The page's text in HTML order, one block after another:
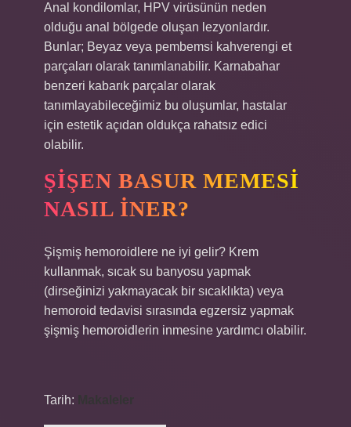
Anal kondilomlar, HPV virüsünün neden
olduğu anal bölgede oluşan lezyonlardır.
Bunlar; Beyaz veya pembemsi kahverengi et
parçaları olarak tanımlanabilir. Karnabahar
benzeri kabarık parçalar olarak
tanımlayabileceğimiz bu oluşumlar, hastalar
için estetik açıdan oldukça rahatsız edici
olabilir.
ŞIŞEN BASUR MEMESI
NASIL INER?
Şişmiş hemoroidlere ne iyi gelir? Krem
kullanmak, sıcak su banyosu yapmak
(dirseğinizi yakmayacak bir sıcaklıkta) veya
hemoroid tedavisi sırasında egzersiz yapmak
şişmiş hemoroidlerin inmesine yardımcı olabilir.
Tarih: